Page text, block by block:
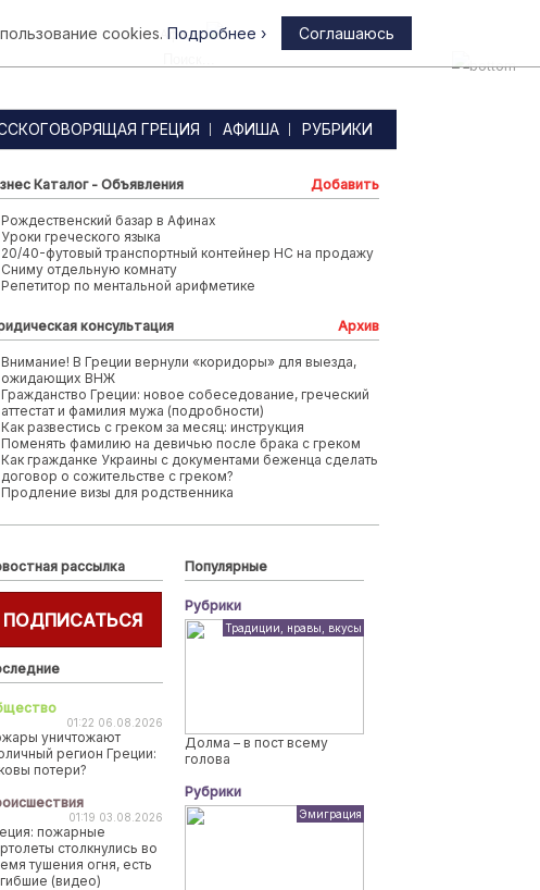
Афины
ГРЕЦИЯ АФИША РУБРИКИ
Каталог - Объявления Добавить
Рождественский базар в Афинах
Уроки греческого языка
20/40-футовый транспортный контейнер HC на продажу
Сниму отдельную комнату
Репетитор по ментальной арифметике
консультация Архив
Внимание! В Греции вернули «коридоры» для выезда,
ожидающих ВНЖ
Гражданство Греции: новое собеседование, греческий
аттестат и фамилия мужа (подробности)
Как развестись с греком за месяц: инструкция
Поменять фамилию на девичью после брака с греком
Как гражданке Украины с документами беженца сделать
договор о сожительстве с греком?
Продление визы для родственника
рассылка
ПОДПИСАТЬСЯ
01:22 06.08.2026
уничтожают
регион Греции:
потери?
01:19 03.08.2026
пожарные
столкнулись во
тушения огня, есть
(видео)
Популярные
Рубрики
Традиции, нравы, вкусы
Долма – в пост всему
голова
Рубрики
Эмиграция
cookies. Подробнее › Соглашаюсь